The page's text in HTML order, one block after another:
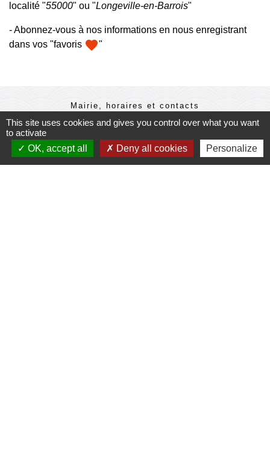
localité "55000" ou "Longeville-en-Barrois"
- Abonnez-vous à nos informations en nous enregistrant
dans vos "favoris favorite"
Mairie, horaires et contacts
Commune de Longeville-en-Barrois
55000 Longeville-en-Barrois - FRANCE
+33 3 29 79 19 24
This site uses cookies and gives you control over what you want
to activate
OK, accept all
Deny all cookies Personalize